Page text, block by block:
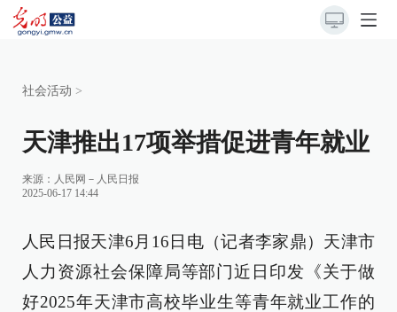
社会活动 >
天津推出17项举措促进青年就业
来源： 人民网－人民日报
2025-06-17 14:44
人民日报天津6月16日电（记者李家鼎）天津市
人力资源社会保障局等部门近日印发《关于做
好2025年天津市高校毕业生等青年就业工作的